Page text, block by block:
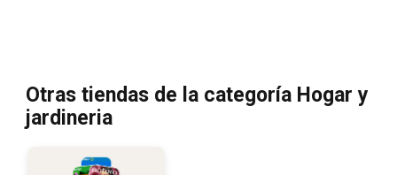
Otras tiendas de la categoría Hogar y
jardineria